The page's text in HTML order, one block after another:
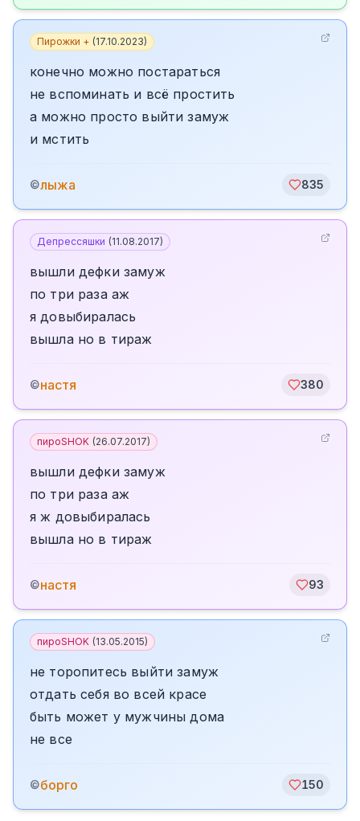
Пирожки + (17.10.2023)
конечно можно постараться
не вспоминать и всё простить
а можно просто выйти замуж
и мстить
©лыжа 835
Депрессяшки (11.08.2017)
вышли дефки замуж
по три раза аж
я довыбиралась
вышла но в тираж
©настя 380
пироSHOK (26.07.2017)
вышли дефки замуж
по три раза аж
я ж довыбиралась
вышла но в тираж
©настя 93
пироSHOK (13.05.2015)
не торопитесь выйти замуж
отдать себя во всей красе
быть может у мужчины дома
не все
©борго 150